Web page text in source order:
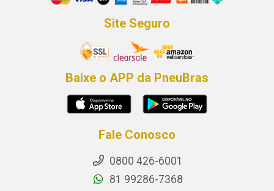
Site Seguro
Baixe o APP da PneuBras
Fale Conosco
0800 426-6001
81 99286-7368